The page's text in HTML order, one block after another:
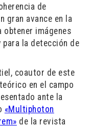
de
gran avance en la
imágenes
para la detección de
coautor de este
en el campo
ante la
«Multiphoton
de la revista